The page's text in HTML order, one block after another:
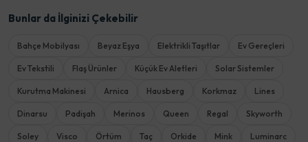
Bunlar da İlginizi Çekebilir
Bahçe Mobilyası Beyaz Eşya Elektrikli Taşıtlar Ev Gereçleri
Ev Tekstili Flaş Ürünler Küçük Ev Aletleri Solar Sistemler
Kurutma Makinesi Arnica Hausberg Korkmaz Lines
Dinarsu Padişah Merinos Queen Regal Skyworth
Soley Visco Örtüm Taç Orkide Mink Luminarc